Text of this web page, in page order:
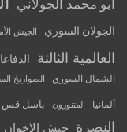
أبو محمد الجولاني
الجولان السوري الجيش
العالمية الثالثة
الشمال السوري الصواريخ
ألمانيا المتنورون باسل قس
النصرة
جيش الإخوان